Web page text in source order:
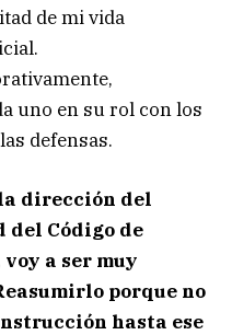
de mi vida
uno en su rol con los
defensas.
dirección del
del Código de
a ser muy
porque no
hasta ese